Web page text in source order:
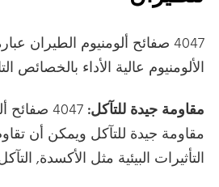
4047 صفائح ألومنيوم الطيران
الألومنيوم عالية الأداء بالخصائص
مقاومة جيدة للتآكل:
4047
مقاومة جيدة للتآكل ويمكن أن
التأثيرات البيئية مثل الأكسدة,